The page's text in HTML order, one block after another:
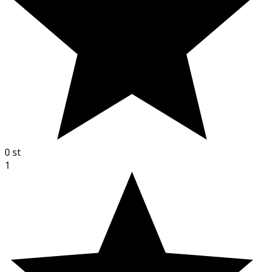
0 st
1